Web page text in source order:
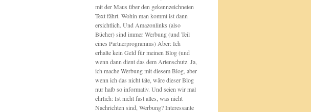
mit der Maus über den gekennzeichneten
Text fährt. Wohin man kommt ist dann
ersichtlich. Und Amazonlinks (also
Bücher) sind immer Werbung (und Teil
eines Partnerprogramms) Aber: Ich
erhalte kein Geld für meinen Blog (und
wenn dann dient das dem Artenschutz. Ja,
ich mache Werbung mit diesem Blog, aber
wenn ich das nicht täte, wäre dieser Blog
nur halb so informativ. Und seien wir mal
ehrlich: Ist nicht fast alles, was nicht
Nachrichten sind, Werbung? Interessante